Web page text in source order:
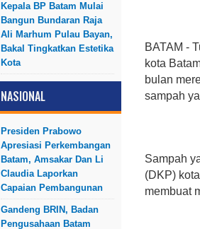
Kepala BP Batam Mulai
Bangun Bundaran Raja
Ali Marhum Pulau Bayan,
Bakal Tingkatkan Estetika
Kota
NASIONAL
Presiden Prabowo
Apresiasi Perkembangan
Batam, Amsakar Dan Li
Claudia Laporkan
Capaian Pembangunan
Gandeng BRIN, Badan
Pengusahaan Batam
BATAM -
kota
bulan
sampah
Sampah
(DKP)
membuat